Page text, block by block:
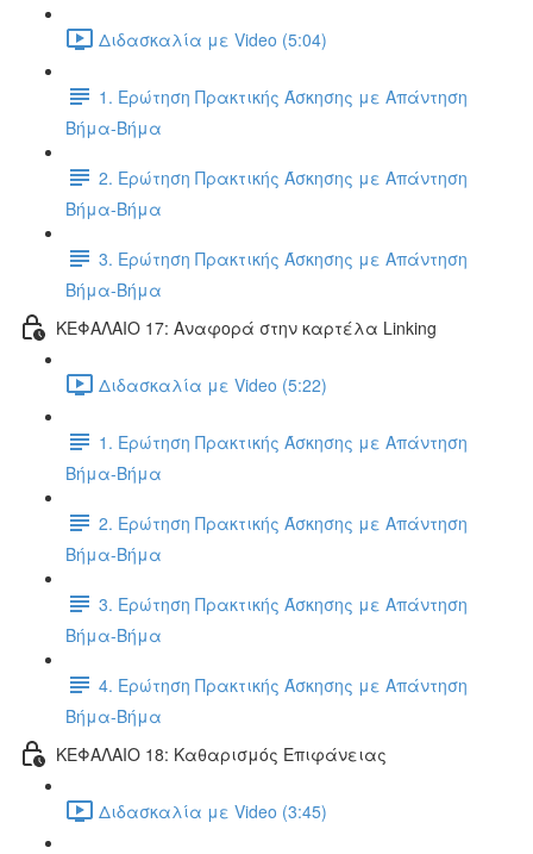
Διδασκαλία με Video (5:04)
1. Ερώτηση Πρακτικής Άσκησης με Απάντηση
Βήμα-Βήμα
2. Ερώτηση Πρακτικής Άσκησης με Απάντηση
Βήμα-Βήμα
3. Ερώτηση Πρακτικής Άσκησης με Απάντηση
Βήμα-Βήμα
ΚΕΦΑΛΑΙΟ 17: Αναφορά στην καρτέλα Linking
Διδασκαλία με Video (5:22)
1. Ερώτηση Πρακτικής Άσκησης με Απάντηση
Βήμα-Βήμα
2. Ερώτηση Πρακτικής Άσκησης με Απάντηση
Βήμα-Βήμα
3. Ερώτηση Πρακτικής Άσκησης με Απάντηση
Βήμα-Βήμα
4. Ερώτηση Πρακτικής Άσκησης με Απάντηση
Βήμα-Βήμα
ΚΕΦΑΛΑΙΟ 18: Καθαρισμός Επιφάνειας
Διδασκαλία με Video (3:45)